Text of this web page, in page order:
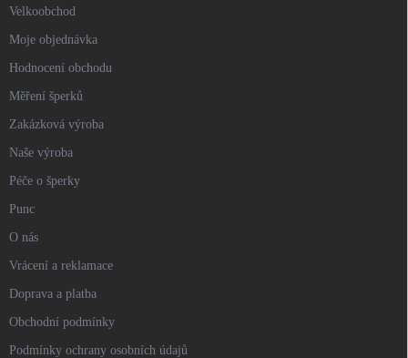
Velkoobchod
Moje objednávka
Hodnocení obchodu
Měření šperků
Zakázková výroba
Naše výroba
Péče o šperky
Punc
O nás
Vrácení a reklamace
Doprava a platba
Obchodní podmínky
Podmínky ochrany osobních údajů